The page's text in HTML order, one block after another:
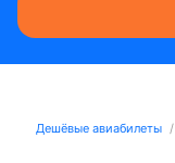
Дешёвые авиабилеты